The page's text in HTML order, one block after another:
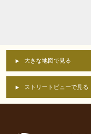
大きな地図で見る
ストリートビューで見る